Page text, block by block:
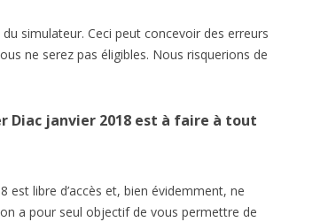
simulateur. Ceci peut concevoir des erreurs
ne serez pas éligibles. Nous risquerions de
Diac janvier 2018 est à faire à tout
libre d’accès et, bien évidemment, ne
a pour seul objectif de vous permettre de